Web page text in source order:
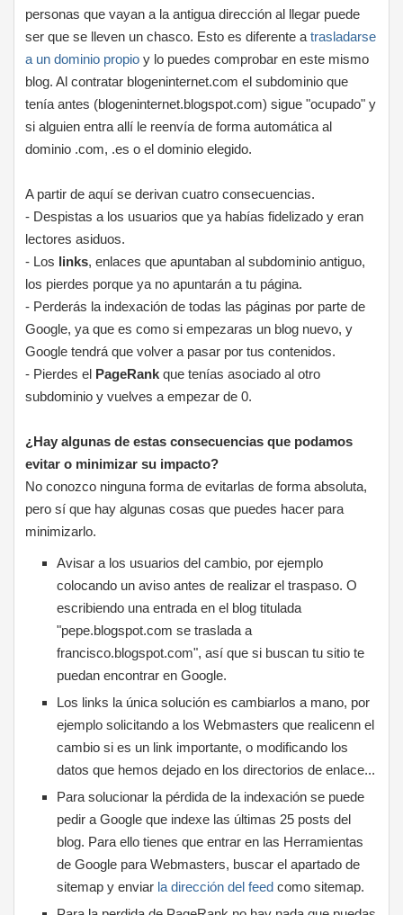
personas que vayan a la antigua dirección al llegar puede
ser que se lleven un chasco. Esto es diferente atrasladarse
a un dominio propio y lo puedes comprobar en este mismo
blog. Al contratar blogeninternet.com el subdominio que
tenía antes (blogeninternet.blogspot.com) sigue "ocupado" y
si alguien entra allí le reenvía de forma automática al
dominio .com, .es o el dominio elegido.
A partir de aquí se derivan cuatro consecuencias.
- Despistas a los usuarios que ya habías fidelizado y eran
lectores asiduos.
- Los links, enlaces que apuntaban al subdominio antiguo,
los pierdes porque ya no apuntarán a tu página.
- Perderás la indexación de todas las páginas por parte de
Google, ya que es como si empezaras un blog nuevo, y
Google tendrá que volver a pasar por tus contenidos.
- Pierdes el PageRank que tenías asociado al otro
subdominio y vuelves a empezar de 0.
¿Hay algunas de estas consecuencias que podamos
evitar o minimizar su impacto?
No conozco ninguna forma de evitarlas de forma absoluta,
pero sí que hay algunas cosas que puedes hacer para
minimizarlo.
Avisar a los usuarios del cambio, por ejemplo
colocando un aviso antes de realizar el traspaso. O
escribiendo una entrada en el blog titulada
"pepe.blogspot.com se traslada a
francisco.blogspot.com", así que si buscan tu sitio te
puedan encontrar en Google.
Los links la única solución es cambiarlos a mano, por
ejemplo solicitando a los Webmasters que realicenn el
cambio si es un link importante, o modificando los
datos que hemos dejado en los directorios de enlace...
Para solucionar la pérdida de la indexación se puede
pedir a Google que indexe las últimas 25 posts del
blog. Para ello tienes que entrar en las Herramientas
de Google para Webmasters, buscar el apartado de
sitemap y enviar la dirección del feed como sitemap.